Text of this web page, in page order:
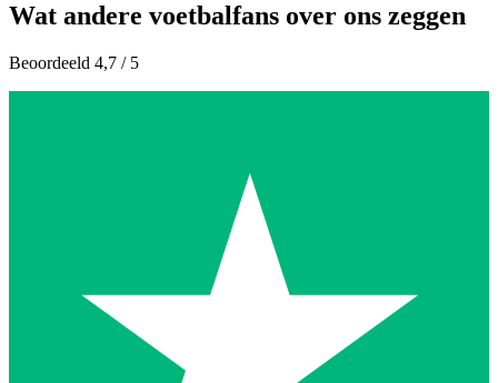
Wat andere voetbalfans over ons zeggen
Beoordeeld 4,7 / 5